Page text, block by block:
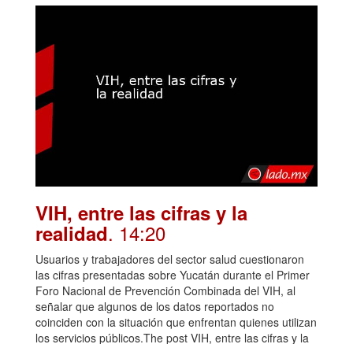
VIH, entre las cifras y la
realidad. 14:20
Usuarios y trabajadores del sector salud cuestionaron
las cifras presentadas sobre Yucatán durante el Primer
Foro Nacional de Prevención Combinada del VIH, al
señalar que algunos de los datos reportados no
coinciden con la situación que enfrentan quienes utilizan
los servicios públicos.The post VIH, entre las cifras y la